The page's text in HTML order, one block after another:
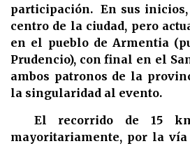
participación. En sus
centro de la ciudad, pero
en el pueblo de Armentia
Prudencio), con final en el
ambos patronos de la
la singularidad al evento.
El recorrido de 15 km
mayoritariamente, por la